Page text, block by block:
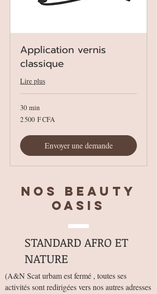
Application vernis
classique
Lire plus
30 min
2 500
francs
2 500 F CFA
Envoyer une demande
Nos BEAUTY
OASIS
STANDARD AFRO ET
NATURE
(A&N Scat urbam est fermé , toutes ses
activités sont redirigées vers nos autres adresses